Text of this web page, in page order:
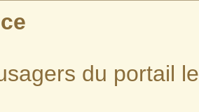
du portail